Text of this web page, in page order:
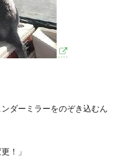
ダーミラーをのぞき込むん
！」